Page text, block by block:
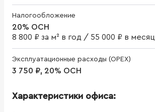
Налогообложение
20% ОСН
8 800 ₽ за м² в год / 55 000 ₽ в месяц
Эксплуатационные расходы (OPEX)
3 750 ₽, 20% ОСН
Характеристики офиса: